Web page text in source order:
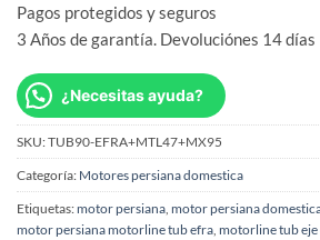
Pagos protegidos y seguros
3 Años de garantía. Devoluciónes 14 días
¿Necesitas ayuda?
SKU:TUB90-EFRA+MTL47+MX95
Categoría: Motores persiana domestica
Etiquetas:motor persiana, motor persiana
motor persiana motorline tub efra, motorline tub eje